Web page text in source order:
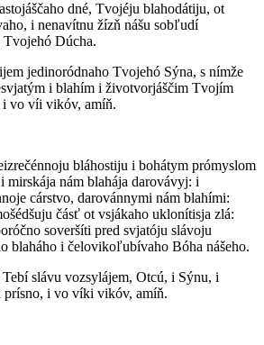
dné, Tvojéju blahodátiju, ot
i nenavítnu žízň nášu sobľudí
Tvojehó Dúcha.
jedinoródnaho Tvojehó Sýna, s nímže
i blahím i životvorjáščim Tvojím
vo víi vikóv, amíň.
bláhostiju i bohátym prómyslom
mirskája nám blahája darovávyj: i
cárstvo, darovánnymi nám blahími:
čásť ot vsjákaho uklonítisja zlá:
soveršíti pred svjatóju slávoju
blaháho i čelovikoľubívaho Bóha nášeho.
slávu vozsylájem, Otcú, i Sýnu, i
i vo víki vikóv, amíň.